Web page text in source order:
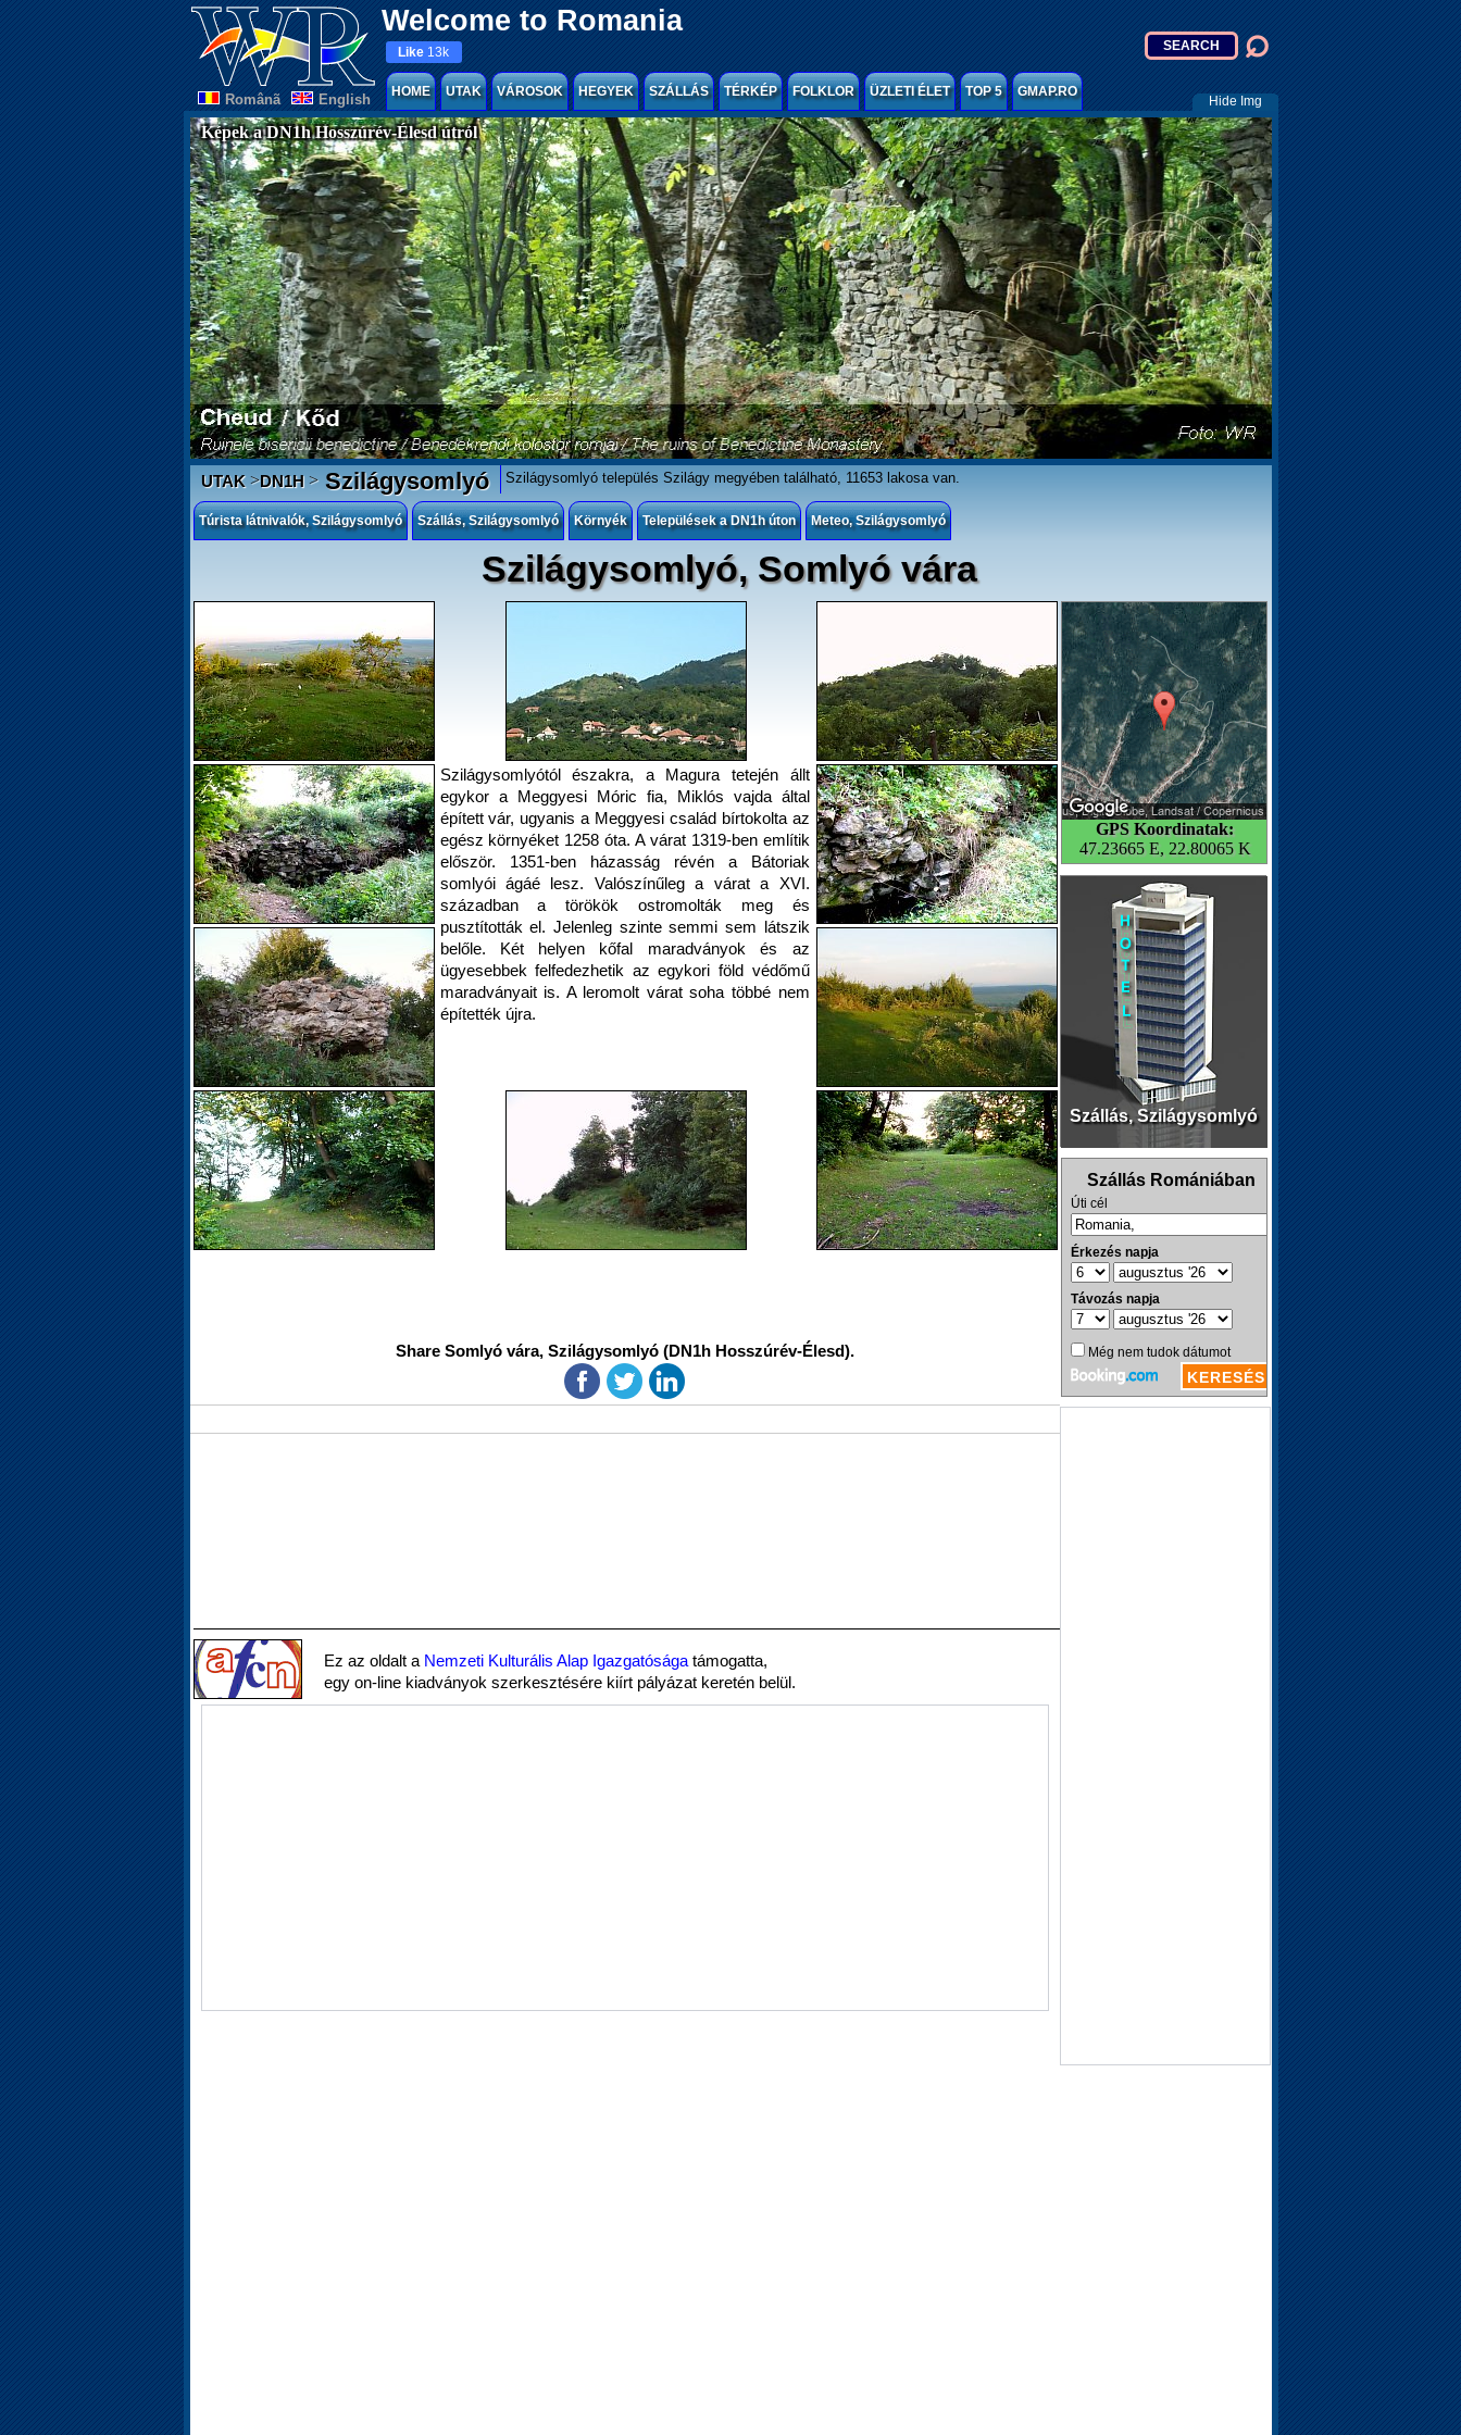
Welcome to Romania
Românã English
Like 13k
HOME UTAK VÁROSOK HEGYEK SZÁLLÁS TÉRKÉP FOLKLOR ÜZLETI ÉLET TOP 5 GMAP.RO
Hide Img
Képek a DN1h Hosszúrév-Élesd útról
UTAK>DN1H>Szilágysomlyó Szilágysomlyó település Szilágy megyében található, 11653 lakosa van.
Túrista látnivalók, Szilágysomlyó Szállás, Szilágysomlyó Környék Települések a DN1h úton Meteo, Szilágysomlyó
Szilágysomlyó, Somlyó vára
GPS Koordinatak:
47.23665 E, 22.80065 K
Szilágysomlyótól északra, a Magura tetején állt
egykor a Meggyesi Móric fia, Miklós vajda által
épített vár, ugyanis a Meggyesi család bírtokolta az
egész környéket 1258 óta. A várat 1319-ben említik
először. 1351-ben házasság révén a Bátoriak
somlyói ágáé lesz. Valószínűleg a várat a XVI.
században a törökök ostromolták meg és
pusztították el. Jelenleg szinte semmi sem látszik
belőle. Két helyen kőfal maradványok és az
ügyesebbek felfedezhetik az egykori föld védőmű
maradványait is. A leromolt várat soha többé nem
építették újra.
Szállás, Szilágysomlyó
Share Somlyó vára, Szilágysomlyó (DN1h Hosszúrév-Élesd).
Ez az oldalt a Nemzeti Kulturális Alap Igazgatóságatámogatta,
egy on-line kiadványok szerkesztésére kiírt pályázat keretén belül.